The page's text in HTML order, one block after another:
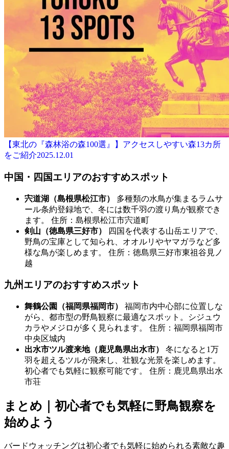
【東北の『森林浴の森100選』】アクセスしやすい森13カ所
をご紹介2025.12.01
中国・四国エリアのおすすめスポット
宍道湖（島根県松江市）
多種類の水鳥が集まるラムサ
ール条約登録地で、冬には数千羽の渡り鳥が観察でき
ます。 住所：島根県松江市宍道町
剣山（徳島県三好市）
四国を代表する山岳エリアで、
野鳥の宝庫として知られ、オオルリやヤマガラなど多
様な鳥が楽しめます。 住所：徳島県三好市東祖谷見ノ
越
九州エリアのおすすめスポット
舞鶴公園（福岡県福岡市）
福岡市内中心部に位置しな
がら、都市型の野鳥観察に最適なスポット。シジュウ
カラやメジロが多く見られます。 住所：福岡県福岡市
中央区城内
出水市ツル渡来地（鹿児島県出水市）
冬になると1万
羽を超えるツルが飛来し、壮観な光景を楽しめます。
初心者でも気軽に観察可能です。 住所：鹿児島県出水
市荘
まとめ｜初心者でも気軽に野鳥観察を
始めよう
バードウォッチングは初心者でも気軽に始められる素敵な趣